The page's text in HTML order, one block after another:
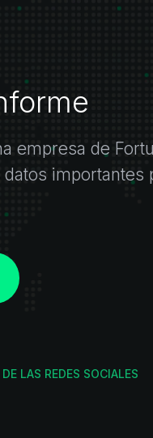
empresa de
importantes
LAS REDES SOCIALES